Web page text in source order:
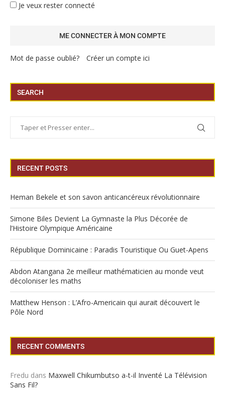
Je veux rester connecté
Mot de passe oublié? Créer un compte ici
SEARCH
RECENT POSTS
Heman Bekele et son savon anticancéreux révolutionnaire
Simone Biles Devient La Gymnaste la Plus Décorée de
l’Histoire Olympique Américaine
République Dominicaine : Paradis Touristique Ou Guet-Apens
Abdon Atangana 2e meilleur mathématicien au monde veut
décoloniser les maths
Matthew Henson : L’Afro-Americain qui aurait découvert le
Pôle Nord
RECENT COMMENTS
Fredu dans Maxwell Chikumbutso a-t-il Inventé La Télévision
Sans Fil?